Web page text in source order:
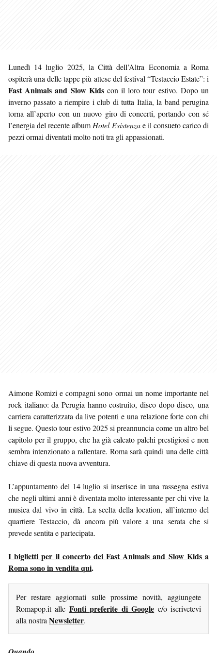
Lunedì 14 luglio 2025, la Città dell’Altra Economia a Roma
ospiterà una delle tappe più attese del festival “Testaccio Estate”: i
Fast Animals and Slow Kidscon il loro tour estivo. Dopo un
inverno passato a riempire i club di tutta Italia, la band perugina
torna all’aperto con un nuovo giro di concerti, portando con sé
l’energia del recente album Hotel Esistenzae il consueto carico di
pezzi ormai diventati molto noti tra gli appassionati.
Aimone Romizi e compagni sono ormai un nome importante nel
rock italiano: da Perugia hanno costruito, disco dopo disco, una
carriera caratterizzata da live potenti e una relazione forte con chi
li segue. Questo tour estivo 2025 si preannuncia come un altro bel
capitolo per il gruppo, che ha già calcato palchi prestigiosi e non
sembra intenzionato a rallentare. Roma sarà quindi una delle città
chiave di questa nuova avventura.
L’appuntamento del 14 luglio si inserisce in una rassegna estiva
che negli ultimi anni è diventata molto interessante per chi vive la
musica dal vivo in città. La scelta della location, all’interno del
quartiere Testaccio, dà ancora più valore a una serata che si
prevede sentita e partecipata.
I biglietti per il concerto dei Fast Animals and Slow Kids a
Roma sono in vendita qui.
Per restare aggiornati sulle prossime novità, aggiungete
Romapop.it alle Fonti preferite di Google e/o iscrivetevi
alla nostra Newsletter.